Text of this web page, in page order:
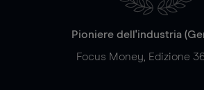
Pioniere dell'industria
Focus Money, Edizione